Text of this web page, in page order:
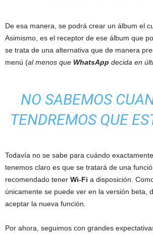
De esa manera, se podrá crear un álbum el
Asimismo, es el receptor de ese álbum que
se trata de una alternativa que de manera
menú (al menos que WhatsApp decida en
NO SABEMOS
TENDREMOS QUE
Todavía no se sabe para cuándo
tenemos claro es que se tratará de una
recomendado tener Wi-Fi a disposición.
únicamente se puede ver en la versión beta,
aceptar la nueva función.
Por ahora, seguimos con grandes